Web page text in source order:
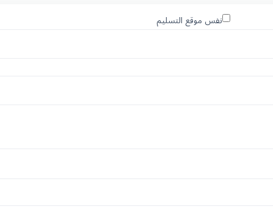
نفس موقع التسليم